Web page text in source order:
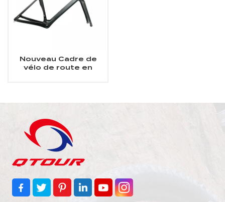
Nouveau Cadre de
vélo de route en